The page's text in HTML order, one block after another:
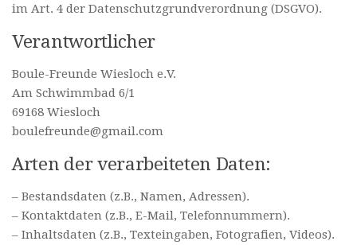
im Art. 4 der Datenschutzgrundverordnung (DSGVO).
Verantwortlicher
Boule-Freunde Wiesloch e.V.
Am Schwimmbad 6/1
69168 Wiesloch
boulefreunde@gmail.com
Arten der verarbeiteten Daten:
– Bestandsdaten (z.B., Namen, Adressen).
– Kontaktdaten (z.B., E-Mail, Telefonnummern).
– Inhaltsdaten (z.B., Texteingaben, Fotografien, Videos).